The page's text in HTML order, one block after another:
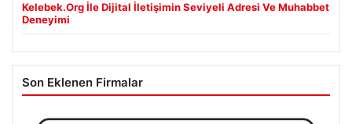
Kelebek.Org İle Dijital İletişimin Seviyeli Adresi Ve Muhabbet
Deneyimi
Son Eklenen Firmalar